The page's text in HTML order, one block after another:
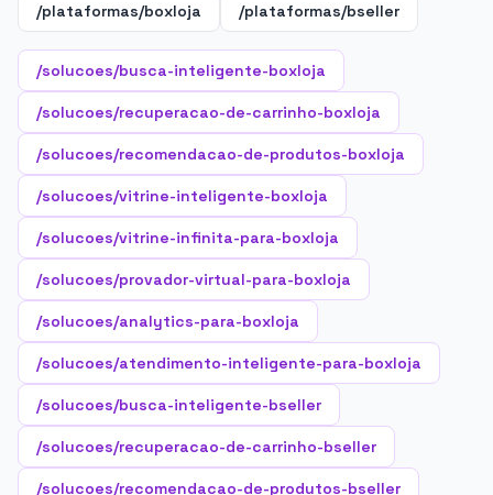
/plataformas/boxloja /plataformas/bseller
/solucoes/busca-inteligente-boxloja
/solucoes/recuperacao-de-carrinho-boxloja
/solucoes/recomendacao-de-produtos-boxloja
/solucoes/vitrine-inteligente-boxloja
/solucoes/vitrine-infinita-para-boxloja
/solucoes/provador-virtual-para-boxloja
/solucoes/analytics-para-boxloja
/solucoes/atendimento-inteligente-para-boxloja
/solucoes/busca-inteligente-bseller
/solucoes/recuperacao-de-carrinho-bseller
/solucoes/recomendacao-de-produtos-bseller